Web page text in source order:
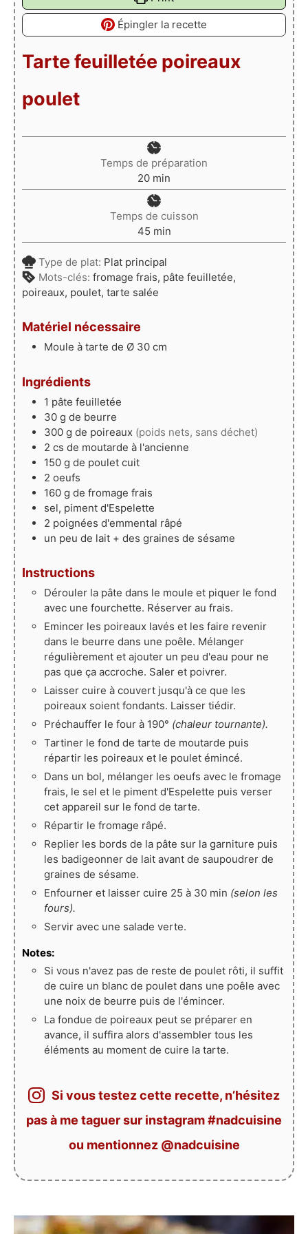
Épingler la recette
Tarte feuilletée poireaux
poulet
Temps de préparation
20minutes
min
Temps de cuisson
45minutes
min
Type de plat: Plat principal
Mots-clés: fromage frais, pâte feuilletée,
poireaux, poulet, tarte salée
Matériel nécessaire
Moule à tarte de Ø 30 cm
Ingrédients
1 pâte feuilletée
30 g de beurre
300 g de poireaux (poids nets, sans déchet)
2 cs de moutarde à l'ancienne
150 g de poulet cuit
2 oeufs
160 g de fromage frais
sel, piment d'Espelette
2 poignées d'emmental râpé
un peu de lait + des graines de sésame
Instructions
Dérouler la pâte dans le moule et piquer le fond
avec une fourchette. Réserver au frais.
Emincer les poireaux lavés et les faire revenir
dans le beurre dans une poêle. Mélanger
régulièrement et ajouter un peu d'eau pour ne
pas que ça accroche. Saler et poivrer.
Laisser cuire à couvert jusqu'à ce que les
poireaux soient fondants. Laisser tiédir.
Préchauffer le four à 190° (chaleur tournante).
Tartiner le fond de tarte de moutarde puis
répartir les poireaux et le poulet émincé.
Dans un bol, mélanger les oeufs avec le fromage
frais, le sel et le piment d'Espelette puis verser
cet appareil sur le fond de tarte.
Répartir le fromage râpé.
Replier les bords de la pâte sur la garniture puis
les badigeonner de lait avant de saupoudrer de
graines de sésame.
Enfourner et laisser cuire 25 à 30 min (selon les
fours).
Servir avec une salade verte.
Notes:
Si vous n'avez pas de reste de poulet rôti, il suffit
de cuire un blanc de poulet dans une poêle avec
une noix de beurre puis de l'émincer.
La fondue de poireaux peut se préparer en
avance, il suffira alors d'assembler tous les
éléments au moment de cuire la tarte.
Si vous testez cette recette, n’hésitez
pas à me taguer sur instagram #nadcuisine
ou mentionnez @nadcuisine